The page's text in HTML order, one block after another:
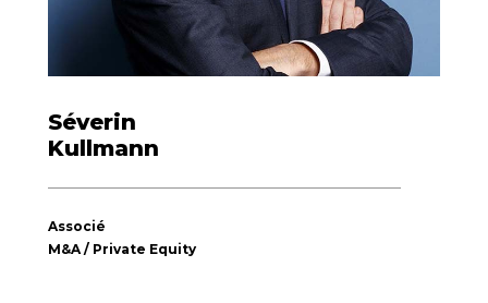
Séverin
Kullmann
Associé
M&A / Private Equity